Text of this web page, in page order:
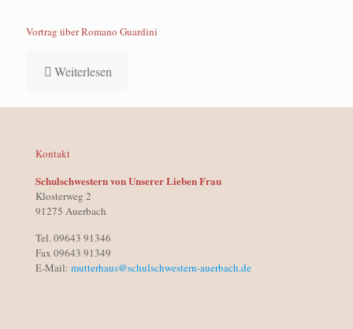
Vortrag über Romano Guardini
Weiterlesen
Kontakt
Schulschwestern von Unserer Lieben Frau
Klosterweg 2
91275 Auerbach
Tel. 09643 91346
Fax 09643 91349
E-Mail: mutterhaus@schulschwestern-auerbach.de